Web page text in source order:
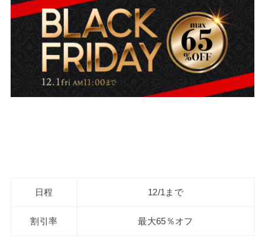
日程 12/1まで
割引率 最大65％オフ